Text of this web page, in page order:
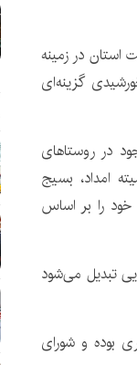
استان در زمینه
گزینه‌ای
در روستاهای
امداد، بسیج
را بر اساس
تبدیل می‌شود
آن دارای دهیاری بوده و شورای